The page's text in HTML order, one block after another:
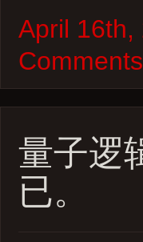
April
量子逻
已。